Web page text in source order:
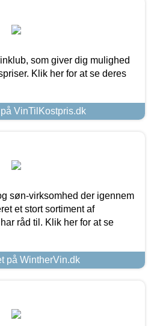
som giver dig mulighed
Klik her for at se deres
VinTilKostpris.dk
søn-virksomhed der igennem
et stort sortiment af
råd til. Klik her for at se
på WintherVin.dk